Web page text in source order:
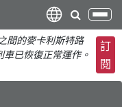
切
換
導
航
間的麥卡利斯特路
已恢復正常運作。
訂
閱